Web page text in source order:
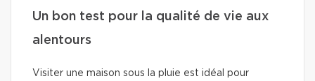
Un bon test pour la qualité de vie aux
alentours
Visiter une maison sous la pluie est idéal pour